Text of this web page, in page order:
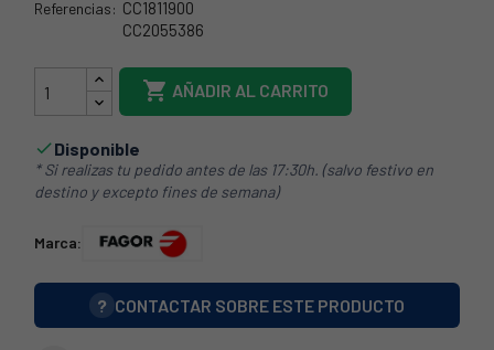
Referencias: CC1811900
CC2055386
 AÑADIR AL CARRITO
Disponible
* Si realizas tu pedido antes de las 17:30h. (salvo festivo en
destino y excepto fines de semana)
Marca:
? CONTACTAR SOBRE ESTE PRODUCTO